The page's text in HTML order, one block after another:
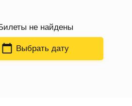
не найдены
Выбрать дату